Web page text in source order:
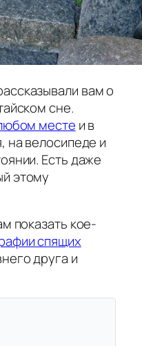
вам о
сне.
месте и в
на велосипеде и
Есть даже
этому
показать кое-
спящих
друга и